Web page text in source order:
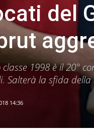
del
1998 è il 20°
Salterà la sfida
14:36